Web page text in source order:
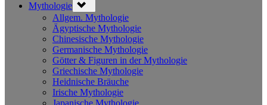
Mythologie sub-
menu
Allgem. Mythologie
Ägyptische Mythologie
Chinesische Mythologie
Germanische Mythologie
Götter & Figuren in der Mythologie
Griechische Mythologie
Heidnische Bräuche
Irische Mythologie
Japanische Mythologie